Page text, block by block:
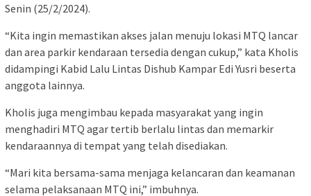
Senin (25/2/2024).
“Kita ingin memastikan akses jalan menuju lokasi MTQ lancar
dan area parkir kendaraan tersedia dengan cukup,” kata Kholis
didampingi Kabid Lalu Lintas Dishub Kampar Edi Yusri beserta
anggota lainnya.
Kholis juga mengimbau kepada masyarakat yang ingin
menghadiri MTQ agar tertib berlalu lintas dan memarkir
kendaraannya di tempat yang telah disediakan.
“Mari kita bersama-sama menjaga kelancaran dan keamanan
selama pelaksanaan MTQ ini,” imbuhnya.